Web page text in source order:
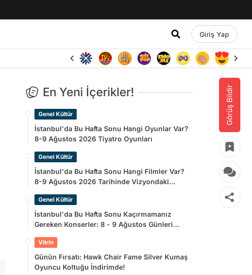
Giriş Yap
Görüş Bildir
En Yeni İçerikler!
Genel Kültür
İstanbul'da Bu Hafta Sonu Hangi Oyunlar Var?
8-9 Ağustos 2026 Tiyatro Oyunları
Genel Kültür
İstanbul'da Bu Hafta Sonu Hangi Filmler Var?
8-9 Ağustos 2026 Tarihinde Vizyondaki
Genel Kültür
İstanbul'da Bu Hafta Sonu Kaçırmamanız
Gereken Konserler: 8 - 9 Ağustos Günleri
Vitrin
Günün Fırsatı: Hawk Chair Fame Silver Kumaş
Oyuncu Koltuğu İndirimde!